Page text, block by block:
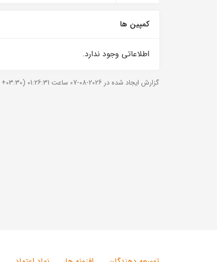
کمپین ها
اطلاعاتی وجود ندارد.
گزارش ایجاد شده در 2026-08-07 ساعت 01:26:31 (UTC +03:30).